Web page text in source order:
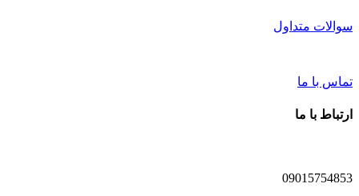
سوالات متداول
تماس با ما
ارتباط با ما
09015754853